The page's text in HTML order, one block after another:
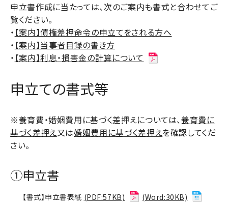
申立書作成に当たっては、次のご案内も書式と合わせてご
覧ください。
・ 【案内】債権差押命令の申立てをされる方へ
・ 【案内】当事者目録の書き方
・ 【案内】利息・損害金の計算について
申立ての書式等
※養育費・婚姻費用に基づく差押えについては、養育費に
基づく差押え又は婚姻費用に基づく差押えを確認してくだ
さい。
①申立書
【書式】申立書表紙 (PDF:57KB)
(Word:30KB)